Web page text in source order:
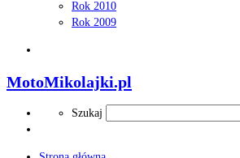
Rok 2010
Rok 2009
MotoMikolajki.pl
Search Szukaj